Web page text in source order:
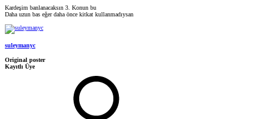
Kardeşim banlanacaksın 3. Konun bu
Daha uzun bas eğer daha önce kitkat kullanmadıysan
suleymanyc
Original poster
Kayıtlı Üye